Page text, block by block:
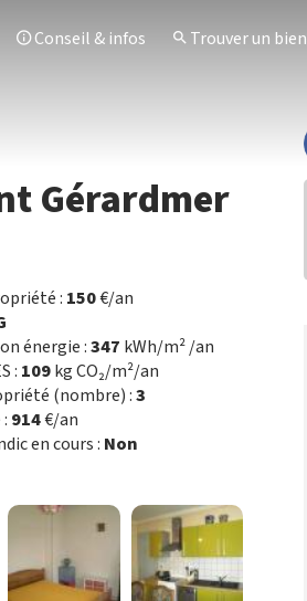
Conseil & infos Trouver un bien
Gérardmer
: 150€/an
énergie :347 kWh/m² /an
: 109kg CO₂/m²/an
(nombre) :3
914€/an
en cours : Non